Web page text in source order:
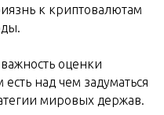
к криптовалютам
оценки
над чем задуматься
мировых держав.